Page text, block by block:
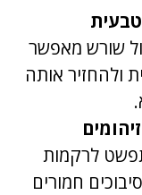
שורש מאפשר
ולהחזיר אותה
לרקמות
חמורים